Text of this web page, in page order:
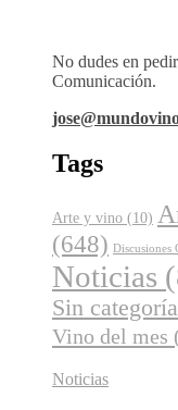
No dudes en
Comunicación.
Tags
Arte y vino (10)
(648) Discusiones
Noticias
Sin categoría
Vino del mes
Noticias